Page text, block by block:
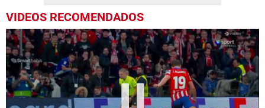
VIDEOS RECOMENDADOS
Próximo
Saka erra penal con Arsenal ante el Real Madrid en Champions League